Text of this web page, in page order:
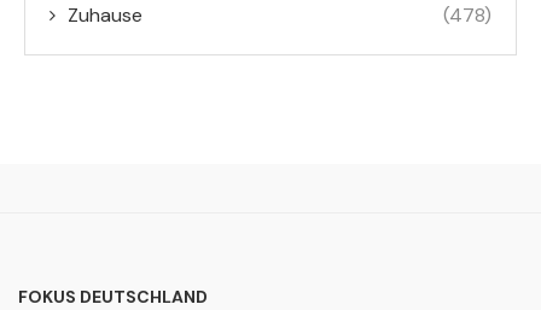
Zuhause (478)
FOKUS DEUTSCHLAND